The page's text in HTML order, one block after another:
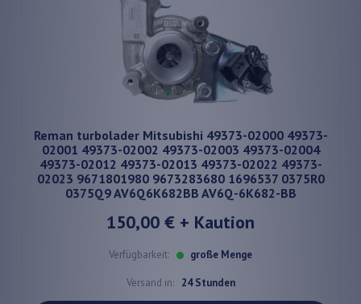
Reman turbolader Mitsubishi 49373-02000 49373-
02001 49373-02002 49373-02003 49373-02004
49373-02012 49373-02013 49373-02022 49373-
02023 9671801980 9673283680 1696537 0375R0
0375Q9 AV6Q6K682BB AV6Q-6K682-BB
150,00 € + Kaution
Verfügbarkeit: große Menge
Versand in: 24 Stunden